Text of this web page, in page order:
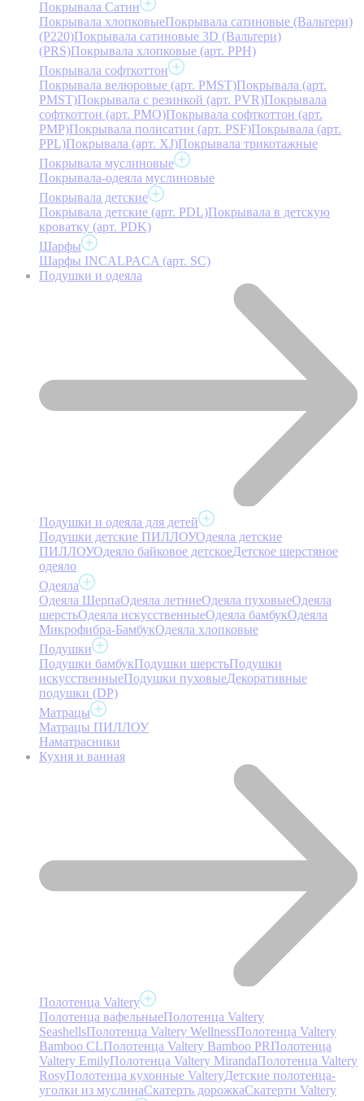
Покрывала Сатин
Покрывала хлопковыеПокрывала сатиновые (Вальтери)
(P220)Покрывала сатиновые 3D (Вальтери)
(PRS)Покрывала хлопковые (арт. PPH)
Покрывала софткоттон
Покрывала велюровые (арт. PMST)Покрывала (арт.
PMST)Покрывала с резинкой (арт. PVR)Покрывала
софткоттон (арт. PMO)Покрывала софткоттон (арт.
PMP)Покрывала полисатин (арт. PSF)Покрывала (арт.
PPL)Покрывала (арт. XJ)Покрывала трикотажные
Покрывала муслиновые
Покрывала-одеяла муслиновые
Покрывала детские
Покрывала детские (арт. PDL)Покрывала в детскую
кроватку (арт. PDK)
Шарфы
Шарфы INCALPACA (арт. SC)
Подушки и одеяла
Подушки и одеяла для детей
Подушки детские ПИЛЛОУОдеяла детские
ПИЛЛОУОдеяло байковое детскоеДетское шерстяное
одеяло
Одеяла
Одеяла ШерпаОдеяла летниеОдеяла пуховыеОдеяла
шерстьОдеяла искусственныеОдеяла бамбукОдеяла
Микрофибра-БамбукОдеяла хлопковые
Подушки
Подушки бамбукПодушки шерстьПодушки
искусственныеПодушки пуховыеДекоративные
подушки (DP)
Матрацы
Матрацы ПИЛЛОУ
Наматрасники
Кухня и ванная
Полотенца Valtery
Полотенца вафельныеПолотенца Valtery
SeashellsПолотенца Valtery WellnessПолотенца Valtery
Bamboo CLПолотенца Valtery Bamboo PRПолотенца
Valtery EmilyПолотенца Valtery MirandaПолотенца Valtery
RosyПолотенца кухонные ValteryДетские полотенца-
уголки из муслинаСкатерть дорожкаСкатерти Valtery